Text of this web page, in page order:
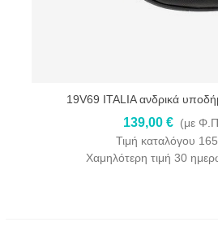
19V69 ITALIA ανδρικά
139,00 € (με
Τιμή καταλόγου
Χαμηλότερη τιμή 30